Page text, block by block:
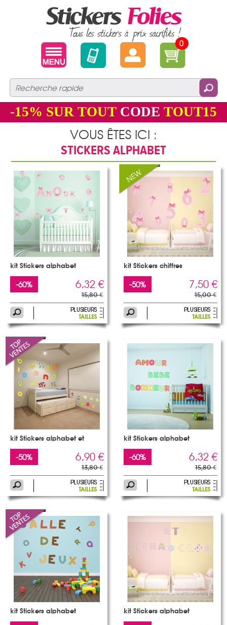
0
-15% SUR TOUT CODE TOUT15
VOUS ÊTES ICI :
STICKERS ALPHABET
kit Stickers alphabet
-60% 6,32 €
15,80 €
kit Stickers chiffres
-50% 7,50 €
15,00 €
kit Stickers alphabet et
-50% 6,90 €
13,80 €
kit Stickers alphabet
-60% 6,32 €
15,80 €
kit Stickers alphabet kit Stickers alphabet